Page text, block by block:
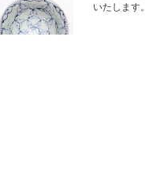
いたします。